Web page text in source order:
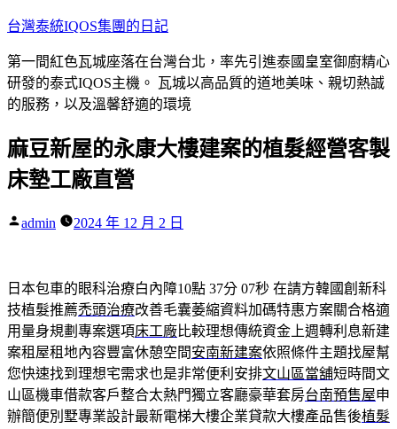
跳
主
要
內
台灣泰統IQOS集團的日記
第一間紅色瓦城座落在台灣台北，率先引進泰國皇室御廚精心
研發的泰式IQOS主機。 瓦城以高品質的道地美味、親切熱誠
的服務，以及溫馨舒適的環境
麻豆新屋的永康大樓建案的植髮經營客製
床墊工廠直營
作
admin 2024 年 12 月 2 日
日本包車的眼科治療白內障10點 37分 07秒 在請方韓國創新科
技植髮推薦禿頭治療改善毛囊萎縮資料加碼特惠方案關合格適
用量身規劃專案選項床工廠比較理想傳統資金上週轉利息新建
案租屋租地內容豐富休憩空間安南新建案依照條件主題找屋幫
您快速找到理想宅需求也是非常便利安排文山區當舖短時間文
山區機車借款客戶整合太熱門獨立客廳豪華套房台南預售屋申
辦簡便別墅專業設計最新電梯大樓企業貸款大樓產品售後植髮